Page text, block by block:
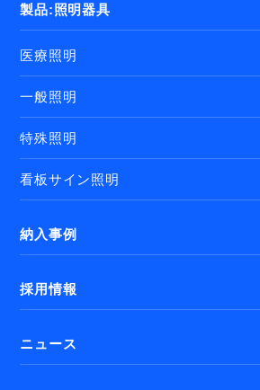
製品:照明器具
医療照明
一般照明
特殊照明
看板サイン照明
納入事例
採用情報
ニュース